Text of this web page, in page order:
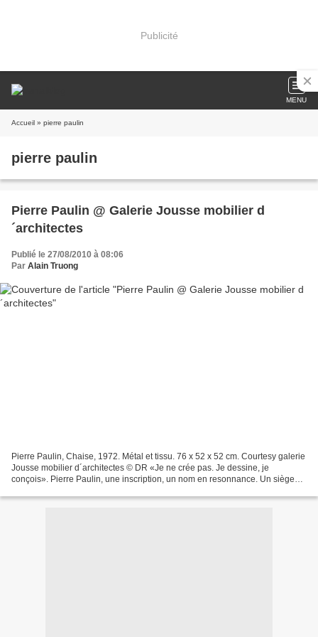
Publicité
MENU
Accueil » pierre paulin
pierre paulin
Pierre Paulin @ Galerie Jousse mobilier d
´architectes
Publié le 27/08/2010 à 08:06
Par Alain Truong
Pierre Paulin, Chaise, 1972. Métal et tissu. 76 x 52 x 52 cm. Courtesy galerie
Jousse mobilier d´architectes © DR «Je ne crée pas. Je dessine, je
conçois». Pierre Paulin, une inscription, un nom en resonnance. Un siège